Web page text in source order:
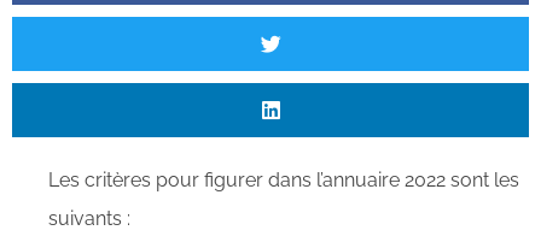
Les critères pour figurer dans l’annuaire 2022 sont les
suivants :